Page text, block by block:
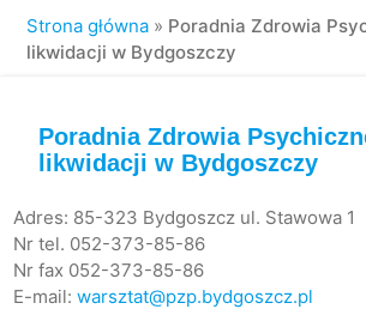
Strona główna » Poradnia Zdrowia
likwidacji w Bydgoszczy
Poradnia Zdrowia
likwidacji w Bydgoszczy
Adres: 85-323 Bydgoszcz ul. Stawowa 1
Nr tel. 052-373-85-86
Nr fax 052-373-85-86
E-mail: warsztat@pzp.bydgoszcz.pl